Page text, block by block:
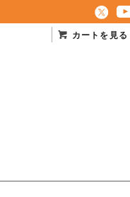
カートを見る